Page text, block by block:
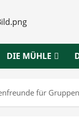
DIE MÜHLE
für